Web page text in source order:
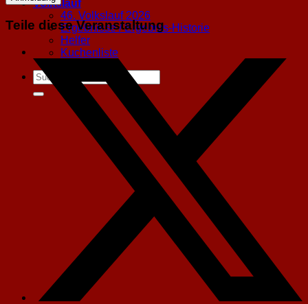
Volkslauf
46. Volkslauf 2026
Ergebnisse / Ergebnis-Historie
Helfer
Kuchenliste
Teile diese Veranstaltung